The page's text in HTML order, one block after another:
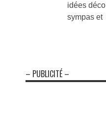
idées déco
sympas et
dans l’air du
– PUBLICITÉ –